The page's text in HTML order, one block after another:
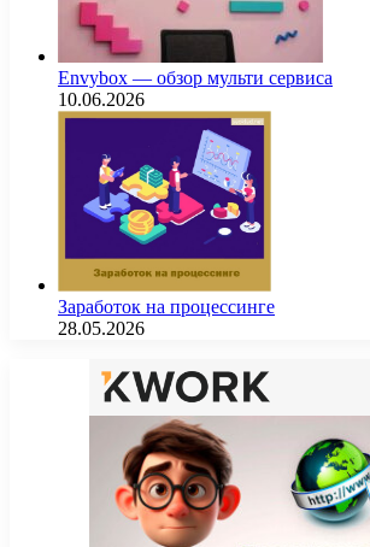
Envybox — обзор мульти сервиса
10.06.2026
Заработок на процессинге
28.05.2026